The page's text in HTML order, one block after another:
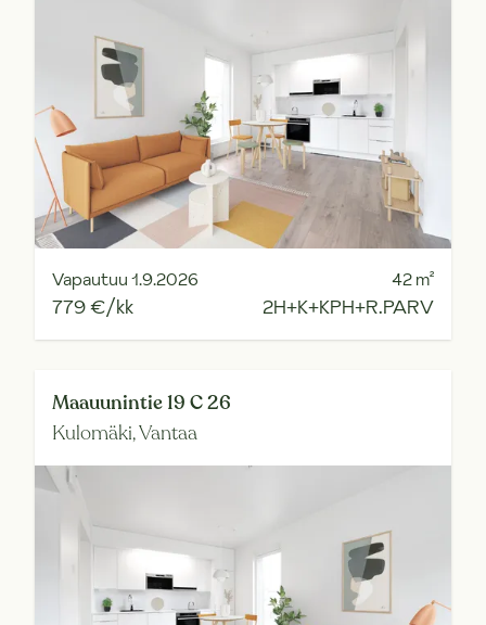
Vapautuu 1.9.2026
779 €/kk
42m²
2H+K+KPH+R.PARV
Maauunintie 19 C 26
Kulomäki,Vantaa